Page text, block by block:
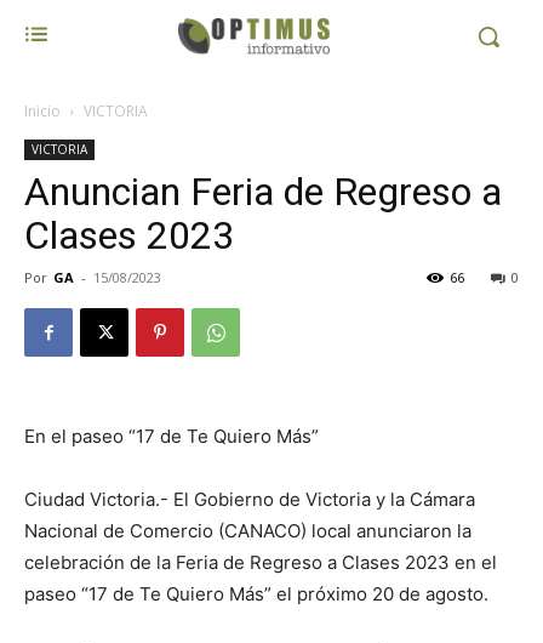
Inicio VICTORIA
VICTORIA
Anuncian Feria de Regreso a
Clases 2023
Por GA - 15/08/2023 0
66
En el paseo “17 de Te Quiero Más”
Ciudad Victoria.- El Gobierno de Victoria y la Cámara
Nacional de Comercio (CANACO) local anunciaron la
celebración de la Feria de Regreso a Clases 2023 en el
paseo “17 de Te Quiero Más” el próximo 20 de agosto.